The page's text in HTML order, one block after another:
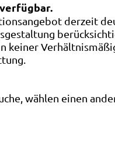
derzeit
wählen einen